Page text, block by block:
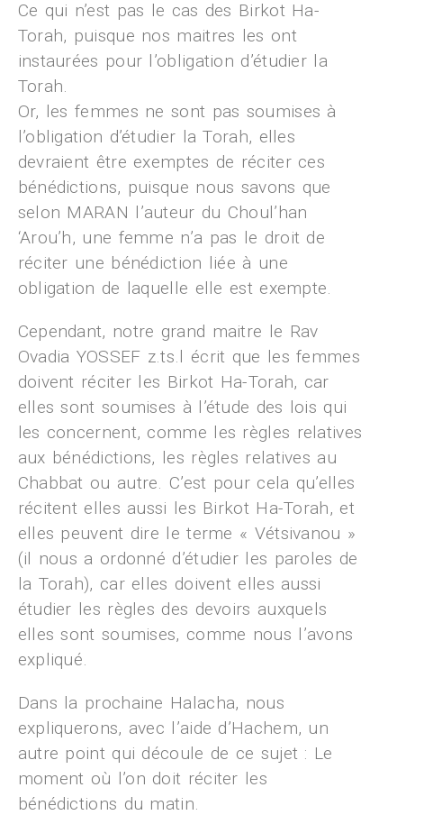
Ce qui n’est pas le cas des Birkot Ha-
Torah, puisque nos maitres les ont
instaurées pour l’obligation d’étudier la
Torah.
Or, les femmes ne sont pas soumises à
l’obligation d’étudier la Torah, elles
devraient être exemptes de réciter ces
bénédictions, puisque nous savons que
selon MARAN l’auteur du Choul’han
‘Arou’h, une femme n’a pas le droit de
réciter une bénédiction liée à une
obligation de laquelle elle est exempte.
Cependant, notre grand maitre le Rav
Ovadia YOSSEF z.ts.l écrit que les femmes
doivent réciter les Birkot Ha-Torah, car
elles sont soumises à l’étude des lois qui
les concernent, comme les règles relatives
aux bénédictions, les règles relatives au
Chabbat ou autre. C’est pour cela qu’elles
récitent elles aussi les Birkot Ha-Torah, et
elles peuvent dire le terme « Vétsivanou »
(il nous a ordonné d’étudier les paroles de
la Torah), car elles doivent elles aussi
étudier les règles des devoirs auxquels
elles sont soumises, comme nous l’avons
expliqué.
Dans la prochaine Halacha, nous
expliquerons, avec l’aide d’Hachem, un
autre point qui découle de ce sujet : Le
moment où l’on doit réciter les
bénédictions du matin.